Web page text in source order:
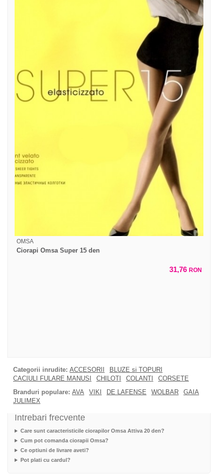
OMSA
Ciorapi Omsa Super 15 den
31,76 RON
Categorii inrudite: ACCESORII
BLUZE si TOPURI
CACIULI FULARE MANUSI
CHILOTI COLANTI
CORSETE
Branduri populare: AVA VIKI DE LAFENSE WOLBAR
GAIA
JULIMEX
Intrebari frecvente
Care sunt caracteristicile ciorapilor Omsa Attiva 20 den?
Cum pot comanda ciorapii Omsa?
Ce optiuni de livrare aveti?
Pot plati cu cardul?